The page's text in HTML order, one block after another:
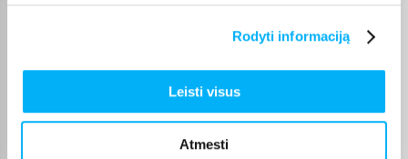
Rodyti informaciją
Leisti visus
Atmesti
atitinkamai pažymėtas prekes galėsite atsiimti BIGBOX.LT